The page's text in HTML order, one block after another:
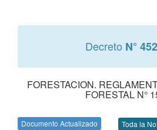
Decreto N°
FORESTACION.
FORESTAL N°
Documento Actualizado Toda la